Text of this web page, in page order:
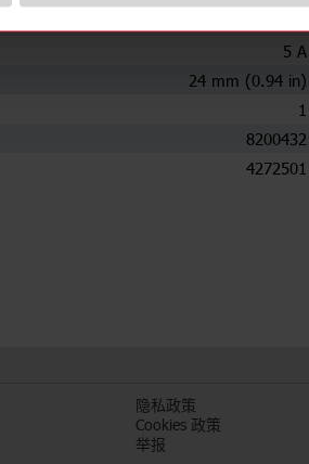
5 A
24 mm (0.94 in)
1
8200432
4272501
隐私政策
Cookies 政策
举报